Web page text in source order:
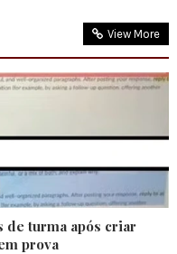
View More
de turma após criar
prova